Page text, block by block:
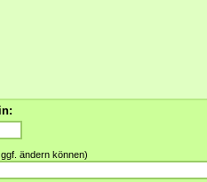
ändern können)